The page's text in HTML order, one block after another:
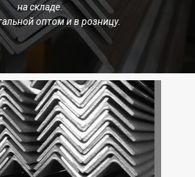
на складе.
оптом и в розницу.